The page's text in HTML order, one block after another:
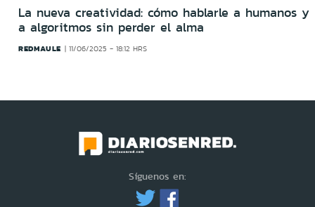
La nueva creatividad: cómo hablarle a humanos y
a algoritmos sin perder el alma
REDMAULE 11/06/2025 - 18:12 HRS
Síguenos en: